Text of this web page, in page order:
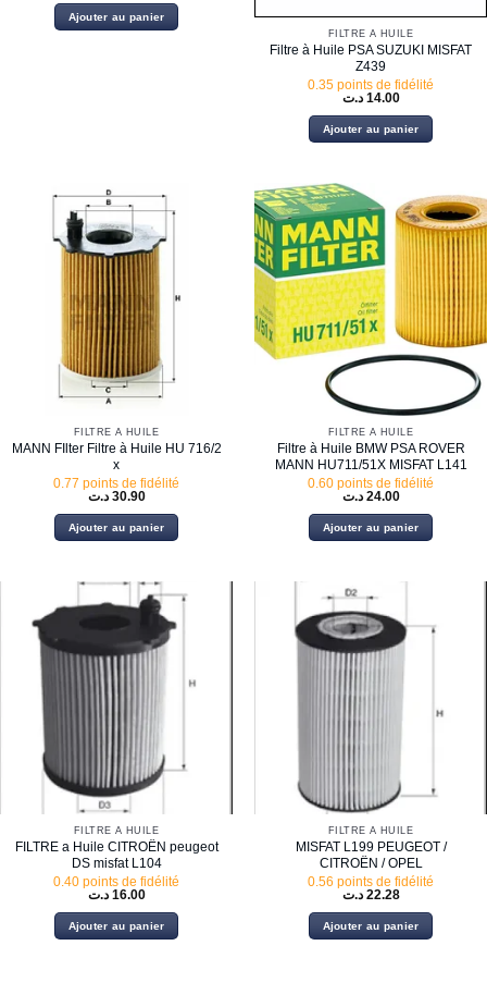
Ajouter au panier
FILTRE À HUILE
Filtre à Huile PSA SUZUKI MISFAT
Z439
0.35 points de fidélité
14.00 د.ت
Ajouter au panier
FILTRE À HUILE
MANN FIlter Filtre à Huile HU 716/2
x
0.77 points de fidélité
30.90 د.ت
Ajouter au panier
FILTRE À HUILE
Filtre à Huile BMW PSA ROVER
MANN HU711/51X MISFAT L141
0.60 points de fidélité
24.00 د.ت
Ajouter au panier
FILTRE À HUILE
FILTRE a Huile CITROËN peugeot
DS misfat L104
0.40 points de fidélité
16.00 د.ت
Ajouter au panier
FILTRE À HUILE
MISFAT L199 PEUGEOT /
CITROËN / OPEL
0.56 points de fidélité
22.28 د.ت
Ajouter au panier